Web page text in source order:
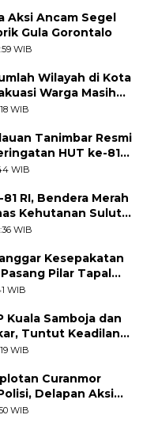
Aksi Ancam Segel
Gula Gorontalo
WIB
Wilayah di Kota
Warga Masih
WIB
Tanimbar Resmi
HUT ke-81
Diajak Perkuat
WIB
RI, Bendera Merah
Kehutanan Sulut
WIB
Kesepakatan
Pilar Tapal
Libatkan
WIB
Kuala Samboja dan
Tuntut Keadilan
yang Adil
WIB
Curanmor
Delapan Aksi
Terungkap
WIB